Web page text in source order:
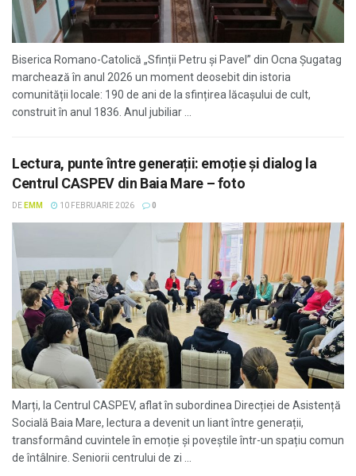
Biserica Romano-Catolică „Sfinții Petru și Pavel” din Ocna Șugatag
marchează în anul 2026 un moment deosebit din istoria
comunității locale: 190 de ani de la sfințirea lăcașului de cult,
construit în anul 1836. Anul jubiliar ...
Lectura, punte între generații: emoție și dialog la
Centrul CASPEV din Baia Mare – foto
DE EMM 10 FEBRUARIE 2026 0
Marți, la Centrul CASPEV, aflat în subordinea Direcției de Asistență
Socială Baia Mare, lectura a devenit un liant între generații,
transformând cuvintele în emoție și poveștile într-un spațiu comun
de întâlnire. Seniorii centrului de zi ...